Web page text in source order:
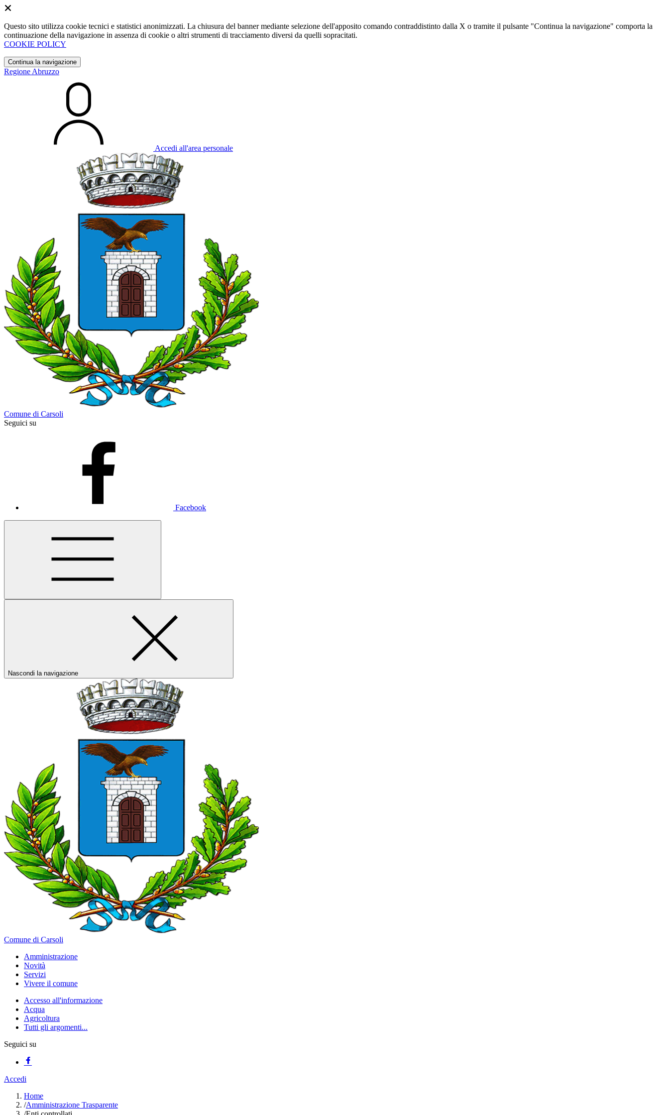
Questo sito utilizza cookie tecnici e statistici anonimizzati. La chiusura del banner mediante selezione dell'apposito comando contraddistinto dalla X o tramite il pulsante "Continua la navigazione" comporta la
continuazione della navigazione in assenza di cookie o altri strumenti di tracciamento diversi da quelli sopracitati.
COOKIE POLICY
Continua la navigazione
Regione Abruzzo
Accedi all'area personale
Comune di Carsoli
Seguici su
Facebook
Nascondi la navigazione
Comune di Carsoli
Amministrazione
Novità
Servizi
Vivere il comune
Accesso all'informazione
Acqua
Agricoltura
Tutti gli argomenti...
Seguici su
Accedi
Home
/Amministrazione Trasparente